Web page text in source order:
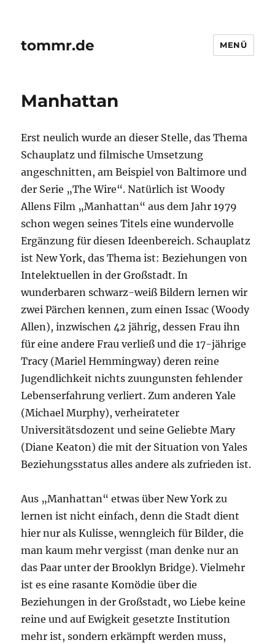
tommr.de MENÜ
Manhattan
Erst neulich wurde an dieser Stelle, das Thema
Schauplatz und filmische Umsetzung
angeschnitten, am Beispiel von Baltimore und
der Serie „The Wire“. Natürlich ist Woody
Allens Film „Manhattan“ aus dem Jahr 1979
schon wegen seines Titels eine wundervolle
Ergänzung für diesen Ideenbereich. Schauplatz
ist New York, das Thema ist: Beziehungen von
Intelektuellen in der Großstadt. In
wunderbaren schwarz-weiß Bildern lernen wir
zwei Pärchen kennen, zum einen Issac (Woody
Allen), inzwischen 42 jährig, dessen Frau ihn
für eine andere Frau verließ und die 17-jährige
Tracy (Mariel Hemmingway) deren reine
Jugendlichkeit nichts zuungunsten fehlender
Lebenserfahrung verliert. Zum anderen Yale
(Michael Murphy), verheirateter
Universitätsdozent und seine Geliebte Mary
(Diane Keaton) die mit der Situation von Yales
Beziehungsstatus alles andere als zufrieden ist.
Aus „Manhattan“ etwas über New York zu
lernen ist nicht einfach, denn die Stadt dient
hier nur als Kulisse, wenngleich für Bilder, die
man kaum mehr vergisst (man denke nur an
das Paar unter der Brooklyn Bridge). Vielmehr
ist es eine rasante Komödie über die
Beziehungen in der Großstadt, wo Liebe keine
reine und auf Ewigkeit gesetzte Institution
mehr ist, sondern erkämpft werden muss,